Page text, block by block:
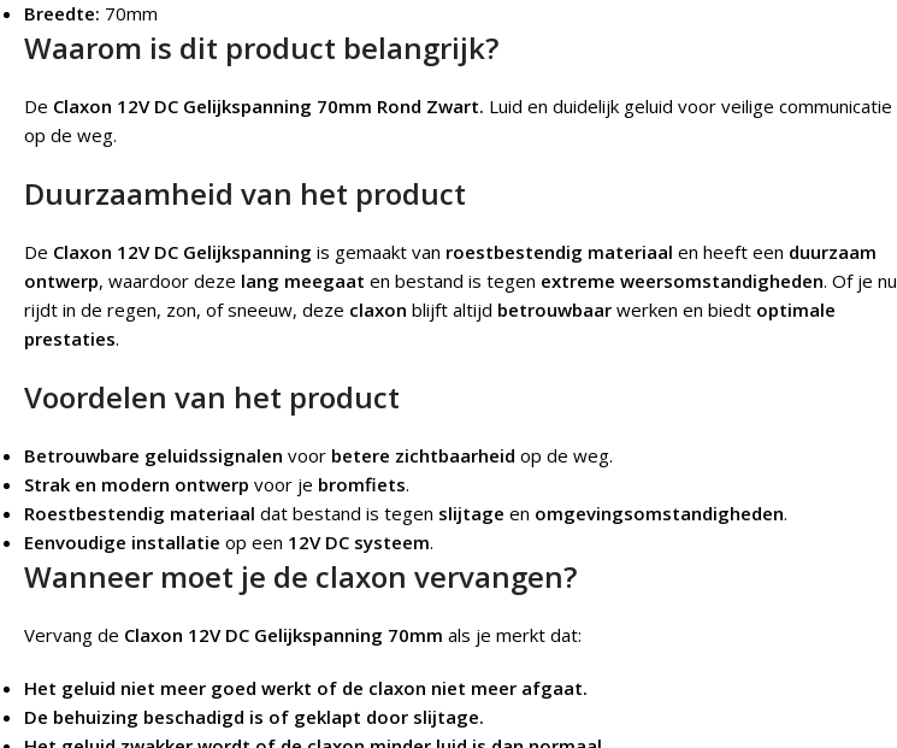
Breedte: 70mm
Waarom is dit product belangrijk?
De Claxon 12V DC Gelijkspanning 70mm Rond Zwart. Luid en duidelijk geluid voor veilige communicatie
op de weg.
Duurzaamheid van het product
De Claxon 12V DC Gelijkspanning is gemaakt van roestbestendig materiaal en heeft een duurzaam
ontwerp, waardoor deze lang meegaat en bestand is tegen extreme weersomstandigheden. Of je nu
rijdt in de regen, zon, of sneeuw, deze claxon blijft altijd betrouwbaar werken en biedt optimale
prestaties.
Voordelen van het product
Betrouwbare geluidssignalen voor betere zichtbaarheid op de weg.
Strak en modern ontwerp voor je bromfiets.
Roestbestendig materiaal dat bestand is tegen slijtage en omgevingsomstandigheden.
Eenvoudige installatie op een 12V DC systeem.
Wanneer moet je de claxon vervangen?
Vervang de Claxon 12V DC Gelijkspanning 70mm als je merkt dat:
Het geluid niet meer goed werkt of de claxon niet meer afgaat.
De behuizing beschadigd is of geklapt door slijtage.